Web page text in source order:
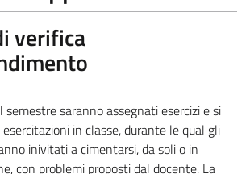
verifica
semestre saranno assegnati esercizi e si
in classe, durante le qual gli
inivitati a cimentarsi, da soli o in
con problemi proposti dal docente. La